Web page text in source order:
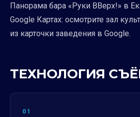
Панорама бара «Руки ВВерх!» в
Google Картах: осмотрите зал
из карточки заведения в Google.
ТЕХНОЛОГИЯ
01